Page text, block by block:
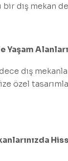
dış mekan
dış
özel